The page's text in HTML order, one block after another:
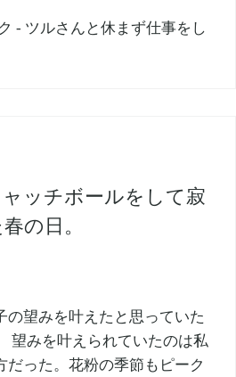
ッチボールをして寂
の日。
の望みを叶えたと思っていた
望みを叶えられていたのは私
だった。花粉の季節もピーク